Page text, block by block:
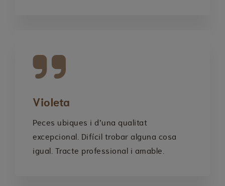
Violeta
Peces ubiques i d’una qualitat
excepcional. Difícil trobar alguna cosa
igual. Tracte professional i amable.